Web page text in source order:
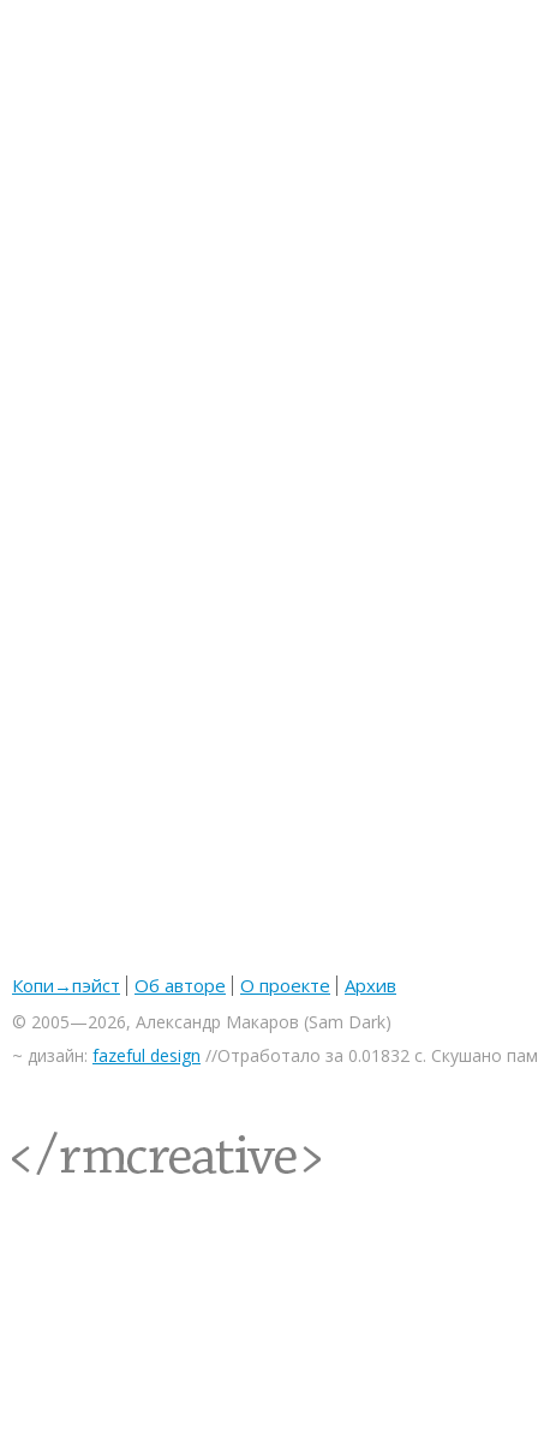
Копи→пэйст Об авторе О проекте Архив
© 2005—2026, Александр Макаров (Sam Dark)
~ дизайн: fazeful design //Отработало за 0.01832 с. Скушано
<rmcreative/>